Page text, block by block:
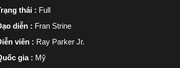
thái : Full
diễn : Fran Strine
viên : Ray Parker Jr.
gia : Mỹ